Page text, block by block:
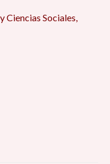
Ciencias Sociales,